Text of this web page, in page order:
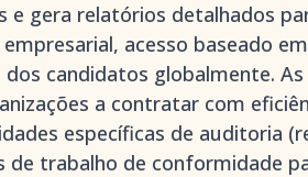
e gera relatórios detalhados
empresarial, acesso baseado
candidatos globalmente.
a contratar com
específicas de auditoria
trabalho de conformidade